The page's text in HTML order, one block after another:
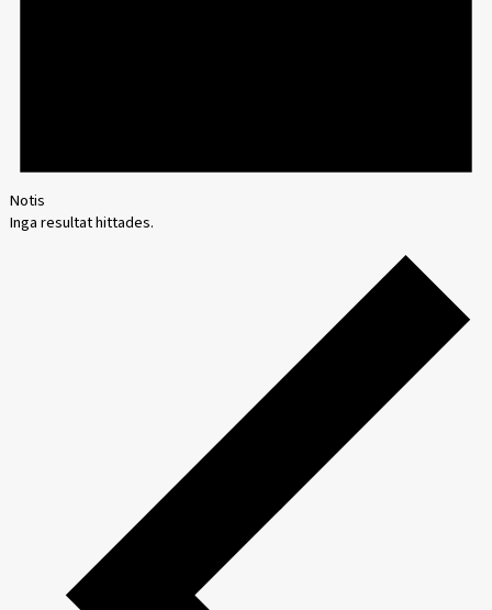
Notis
Inga resultat hittades.